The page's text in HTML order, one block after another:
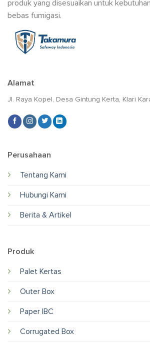
produk yang disesuaikan untuk
bebas fumigasi.
Perusahaan
Tentang Kami
Hubungi Kami
Berita & Artikel
Produk
Palet Kertas
Outer Box
Paper IBC
Corrugated Box
Alamat
Jl. Raya Kopel, Desa Gintung Kerta, Klari